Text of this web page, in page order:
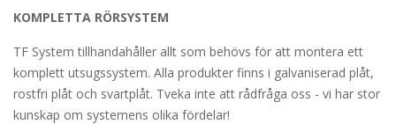
KOMPLETTA RÖRSYSTEM
TF System tillhandahåller allt som behövs för att montera ett
komplett utsugssystem. Alla produkter finns i galvaniserad plåt,
rostfri plåt och svartplåt. Tveka inte att rådfråga oss - vi har stor
kunskap om systemens olika fördelar!